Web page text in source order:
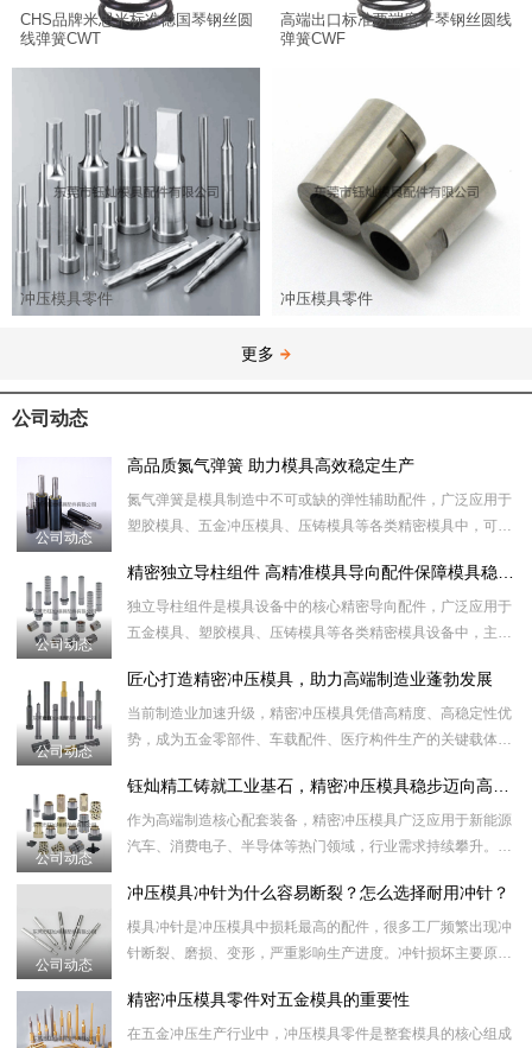
CHS品牌米思米标准德国琴钢丝圆
线弹簧CWT
高端出口标准两端磨平琴钢丝圆线
弹簧CWF
冲压模具零件 冲压模具零件
更多
公司动态
公司动态
高品质氮气弹簧 助力模具高效稳定生产
氮气弹簧是模具制造中不可或缺的弹性辅助配件，广泛应用于
塑胶模具、五金冲压模具、压铸模具等各类精密模具中，可替
出、缓冲泄压的作
公司动态
独立导柱组件是模具设备中的核心精密导向配件，广泛应用于
五金模具、塑胶模具、压铸模具等各类精密模具设备中，主要
合精准、对位无
公司动态
匠心打造精密冲压模具，助力高端制造业蓬勃发展
当前制造业加速升级，精密冲压模具凭借高精度、高稳定性优
势，成为五金零部件、车载配件、医疗构件生产的关键载体。
式完成多道成型
公司动态
作为高端制造核心配套装备，精密冲压模具广泛应用于新能源
汽车、消费电子、半导体等热门领域，行业需求持续攀升。如
精密加工设备加
公司动态
冲压模具冲针为什么容易断裂？怎么选择耐用冲针？
模具冲针是冲压模具中损耗最高的配件，很多工厂频繁出现冲
针断裂、磨损、变形，严重影响生产进度。冲针损坏主要原因
过硬、间隙设计
精密冲压模具零件对五金模具的重要性
在五金冲压生产行业中，冲压模具零件是整套模具的核心组成